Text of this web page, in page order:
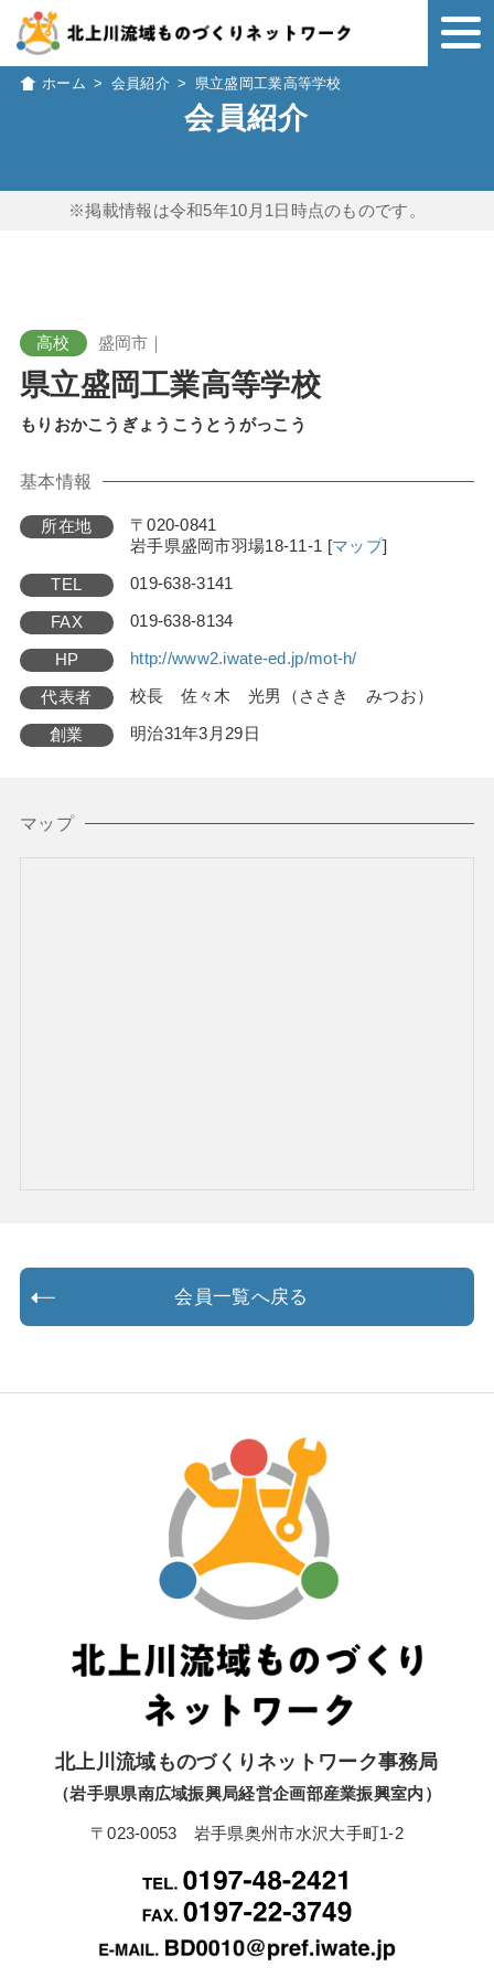
ホーム > 会員紹介 > 県立盛岡工業高等学校
会員紹介
※掲載情報は令和5年10月1日時点のものです。
高校 盛岡市｜
県立盛岡工業高等学校
もりおかこうぎょうこうとうがっこう
基本情報
所在地
〒020-0841
岩手県盛岡市羽場18-11-1 [マップ]
TEL 019-638-3141
FAX 019-638-8134
HP http://www2.iwate-ed.jp/mot-h/
代表者 校長 佐々木 光男（ささき みつお）
創業 明治31年3月29日
マップ
会員一覧へ戻る
北上川流域ものづくりネットワーク事務局
（岩手県県南広域振興局経営企画部産業振興室内）
〒023-0053 岩手県奥州市水沢大手町1-2